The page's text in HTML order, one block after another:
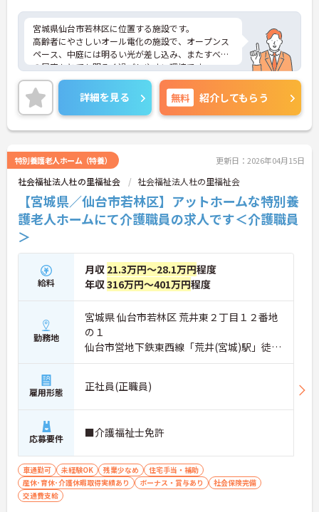
宮城県仙台市若林区に位置する施設です。
高齢者にやさしいオール電化の施設で、オープンス
ペース、中庭には明るい光が差し込み、またすべて
の居室もとても明るく過ごしやすい環境です。
在宅復帰を目指し、多職種協働でサポートしていま
す。
リハビリテーションなど、専門的な知識も身につけ
やすく学べる環境です。
ご興味のある方には、面接対策ポイントなど、さら
さい！
詳細を見る 無料 紹介してもらう
特別養護老人ホーム（特養） 更新日：2026年04月15日
社会福祉法人杜の里福祉会 社会福祉法人杜の里福祉会
【宮城県／仙台市若林区】アットホームな特別養
護老人ホームにて介護職員の求人です＜介護職員
＞
給料
月収 21.3万円～28.1万円程度
年収316万円～401万円程度
勤務地
宮城県 仙台市若林区 荒井東２丁目１２番地
の１
仙台市営地下鉄東西線「荒井(宮城)駅」徒歩
15分
雇用形態 正社員(正職員)
応募要件 ■介護福祉士免許
車通勤可 未経験OK 残業少なめ
住宅手当・補助
産休･育休･介護休暇取得実績あり
ボーナス・賞与あり
社会保険完備
交通費支給